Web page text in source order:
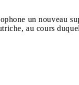
un nouveau
au cours